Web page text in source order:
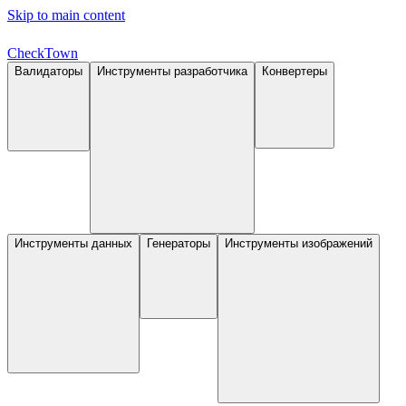
Skip to main content
CheckTown
Валидаторы Инструменты разработчика Конвертеры
Инструменты данных Генераторы Инструменты изображений